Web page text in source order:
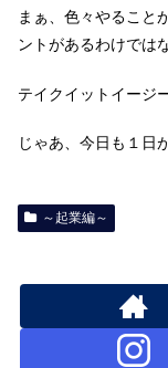
まぁ、色々やること
ントがあるわけでは
テイクイットイージ
じゃあ、今日も１日
～起業編～